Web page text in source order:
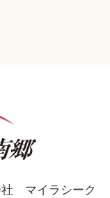
社 マイラシーク